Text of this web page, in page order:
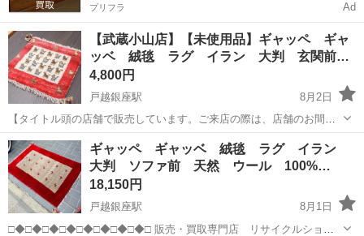
プリフラ Ad
【武蔵小山店】【未使用品】ギャッペ ギャ
ッベ 絨毯 ラグ イラン 大判 玄関前…
4,800円
戸越銀座駅
8月2日
【タイトル頭の店舗で販売しています。ご来店の際は、店舗のお間違
えにお気を付け下さい！】 □◆□◆□◆□◆□◆□◆□◆□◆□ 販売・買取
専門店 リサイクルショップ ランバールーム LUMBER ROOM ...
東京 品川区 戸越銀座駅 カーペット/マット/ラグ
イラン
ギャッペ ギャッベ 絨毯 ラグ イラン
大判 ソファ前 天然 ウール 100%…
18,150円
戸越銀座駅
8月1日
□◆□◆□◆□◆□◆□◆□◆□◆□ 販売・買取専門店 リサイクルショッ